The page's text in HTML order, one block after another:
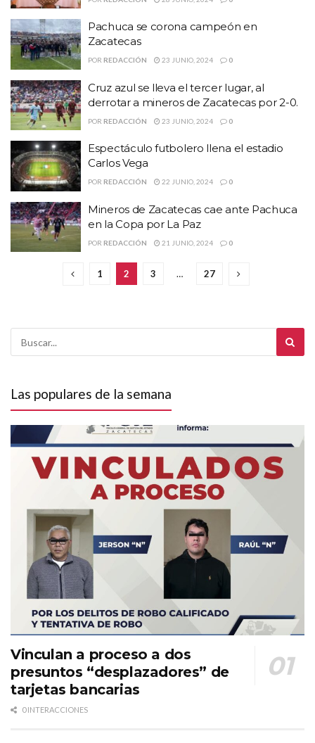
Pachuca se corona campeón en
Zacatecas
POR REDACCIÓN 23 JUNIO, 2024 0
Cruz azul se lleva el tercer lugar, al
derrotar a mineros de Zacatecas por 2-0.
POR REDACCIÓN 23 JUNIO, 2024 0
Espectáculo futbolero llena el estadio
Carlos Vega
POR REDACCIÓN 22 JUNIO, 2024 0
Mineros de Zacatecas cae ante Pachuca
en la Copa por La Paz
POR REDACCIÓN 21 JUNIO, 2024 0
1 2 3 … 27
Las populares de la semana
Vinculan a proceso a dos
presuntos “desplazadores” de
tarjetas bancarias
0 INTERACCIONES